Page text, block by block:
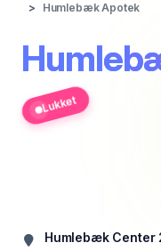
Humlebæk Apotek
Lukket
Humlebæk Center